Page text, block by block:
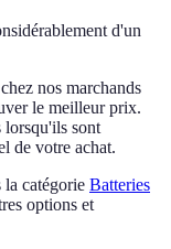
d'un
nos marchands
le meilleur prix.
lorsqu'ils sont
de votre achat.
la catégorie Batteries
options et